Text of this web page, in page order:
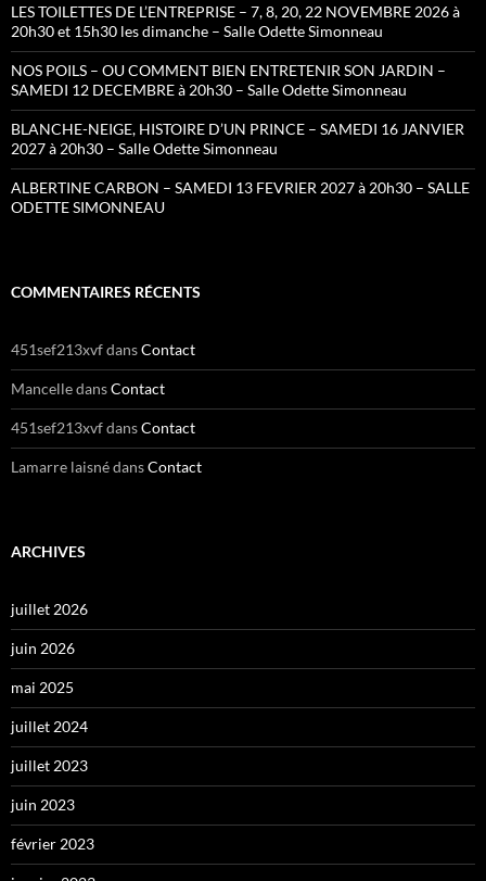
LES TOILETTES DE L’ENTREPRISE – 7, 8, 20, 22 NOVEMBRE 2026 à
20h30 et 15h30 les dimanche – Salle Odette Simonneau
NOS POILS – OU COMMENT BIEN ENTRETENIR SON JARDIN –
SAMEDI 12 DECEMBRE à 20h30 – Salle Odette Simonneau
BLANCHE-NEIGE, HISTOIRE D’UN PRINCE – SAMEDI 16 JANVIER
2027 à 20h30 – Salle Odette Simonneau
ALBERTINE CARBON – SAMEDI 13 FEVRIER 2027 à 20h30 – SALLE
ODETTE SIMONNEAU
COMMENTAIRES RÉCENTS
451sef213xvfdansContact
MancelledansContact
451sef213xvfdansContact
Lamarre laisnédansContact
ARCHIVES
juillet 2026
juin 2026
mai 2025
juillet 2024
juillet 2023
juin 2023
février 2023